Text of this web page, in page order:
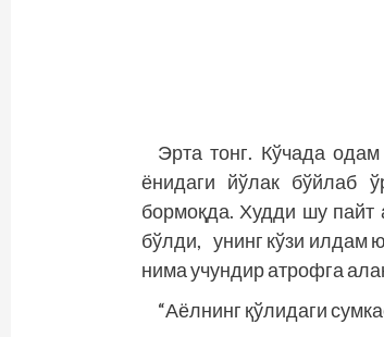
Эрта тонг. Кўчада
ёнидаги йўлак бўйлаб
бормоқда. Худди шу
бўлди, унинг кўзи илдам
нима учундир атрофга
“Аёлнинг қўлидаги